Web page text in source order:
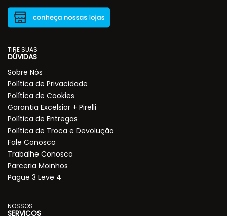
TIRE SUAS
DÚVIDAS
Sobre Nós
Política de Privacidade
Política de Cookies
Garantia Excelsior + Pirelli
Política de Entregas
Política de Troca e Devolução
Fale Conosco
Trabalhe Conosco
Parceria Moinhos
Pague 3 Leve 4
NOSSOS
SERVIÇOS